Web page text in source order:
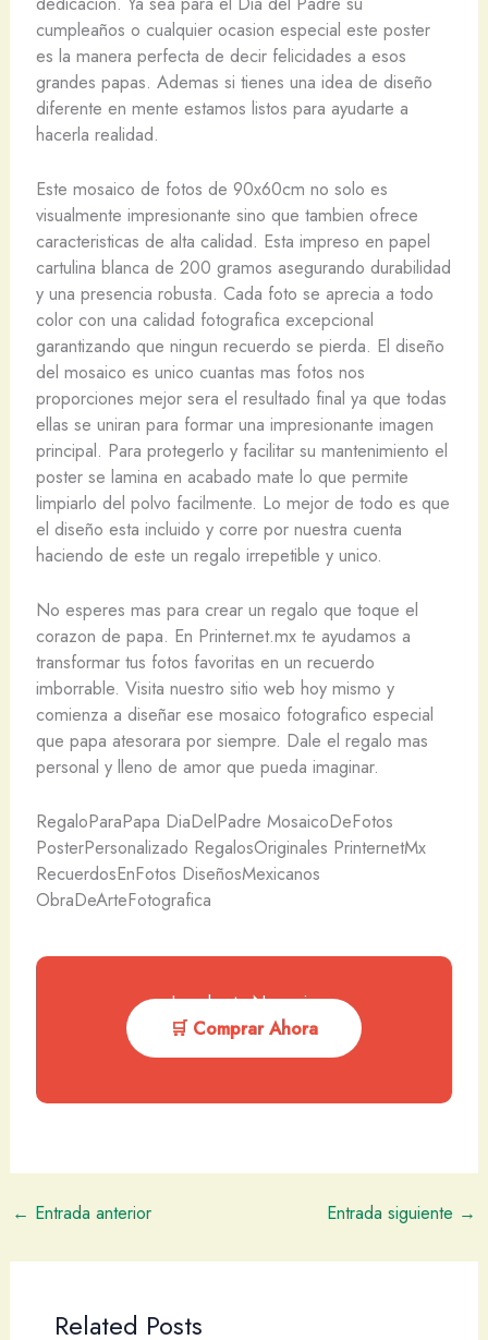
cumpleaños o cualquier ocasion especial este poster
es la manera perfecta de decir felicidades a esos
grandes papas. Ademas si tienes una idea de diseño
diferente en mente estamos listos para ayudarte a
hacerla realidad.
Este mosaico de fotos de 90x60cm no solo es
visualmente impresionante sino que tambien ofrece
caracteristicas de alta calidad. Esta impreso en papel
cartulina blanca de 200 gramos asegurando durabilidad
y una presencia robusta. Cada foto se aprecia a todo
color con una calidad fotografica excepcional
garantizando que ningun recuerdo se pierda. El diseño
del mosaico es unico cuantas mas fotos nos
proporciones mejor sera el resultado final ya que todas
ellas se uniran para formar una impresionante imagen
principal. Para protegerlo y facilitar su mantenimiento el
poster se lamina en acabado mate lo que permite
limpiarlo del polvo facilmente. Lo mejor de todo es que
el diseño esta incluido y corre por nuestra cuenta
haciendo de este un regalo irrepetible y unico.
No esperes mas para crear un regalo que toque el
corazon de papa. En Printernet.mx te ayudamos a
transformar tus fotos favoritas en un recuerdo
imborrable. Visita nuestro sitio web hoy mismo y
comienza a diseñar ese mosaico fotografico especial
que papa atesorara por siempre. Dale el regalo mas
personal y lleno de amor que pueda imaginar.
RegaloParaPapa DiaDelPadre MosaicoDeFotos
PosterPersonalizado RegalosOriginales PrinternetMx
RecuerdosEnFotos DiseñosMexicanos
ObraDeArteFotografica
Impulsa tu Negocio
🛒 Comprar Ahora
← Entrada anterior Entrada siguiente →
Related Posts